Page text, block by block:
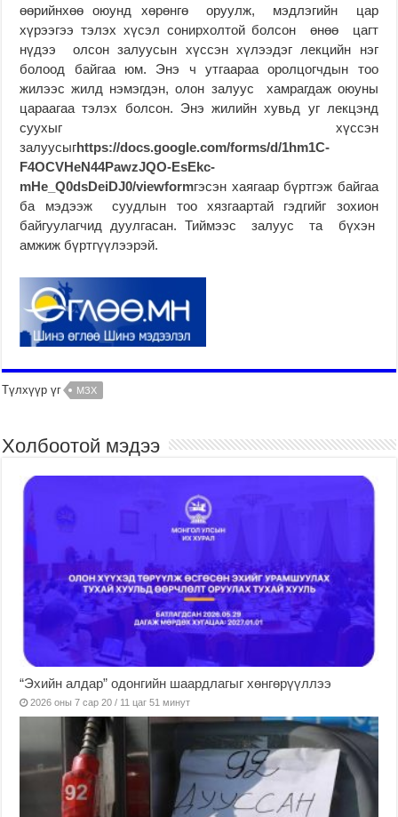
өөрийнхөө оюунд хөрөнгө оруулж, мэдлэгийн цар
хүрээгээ тэлэх хүсэл сонирхолтой болсон өнөө цагт
нүдээ олсон залуусын хүссэн хүлээдэг лекцийн нэг
болоод байгаа юм. Энэ ч утгаараа оролцогчдын тоо
жилээс жилд нэмэгдэн, олон залуус хамрагдаж оюуны
цараагаа тэлэх болсон. Энэ жилийн хувьд уг лекцэнд
суухыг хүссэн
залуусыгhttps://docs.google.com/forms/d/1hm1C-
F4OCVHeN44PawzJQO-EsEkc-
mHe_Q0dsDeiDJ0/viewformгэсэн хаягаар бүртгэж байгаа
ба мэдээж суудлын тоо хязгаартай гэдгийг зохион
байгуулагчид дуулгасан. Тиймээс залуус та бүхэн
амжиж бүртгүүлээрэй.
Түлхүүр үг МЗХ
Холбоотой мэдээ
“Эхийн алдар” одонгийн шаардлагыг хөнгөрүүллээ
2026 оны 7 сар 20 / 11 цаг 51 минут